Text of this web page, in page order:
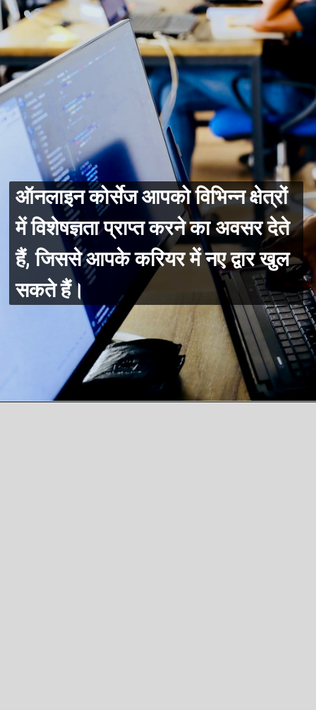
ऑनलाइन कोर्सेज आपको विभिन्न क्षेत्रों
में विशेषज्ञता प्राप्त करने का अवसर देते
हैं, जिससे आपके करियर में नए द्वार खुल
सकते हैं।